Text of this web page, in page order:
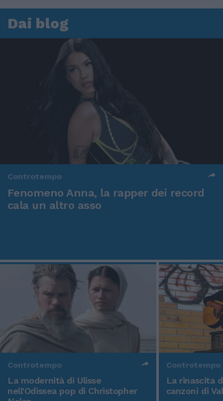
Dai blog
Controtempo
Fenomeno Anna, la rapper dei record
cala un altro asso
Controtempo
La modernità di Ulisse
nell'Odissea pop di Christopher
Controtempo
La rinascita
canzoni di